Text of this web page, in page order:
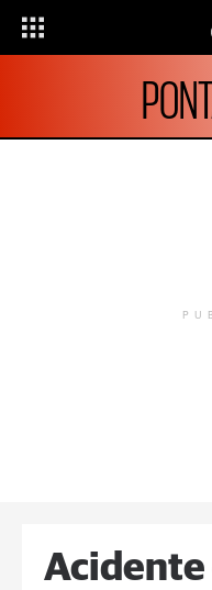
Acidente